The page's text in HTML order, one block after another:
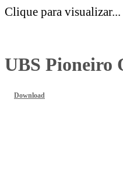
Clique para visualizar...
UBS Pioneiro
Download